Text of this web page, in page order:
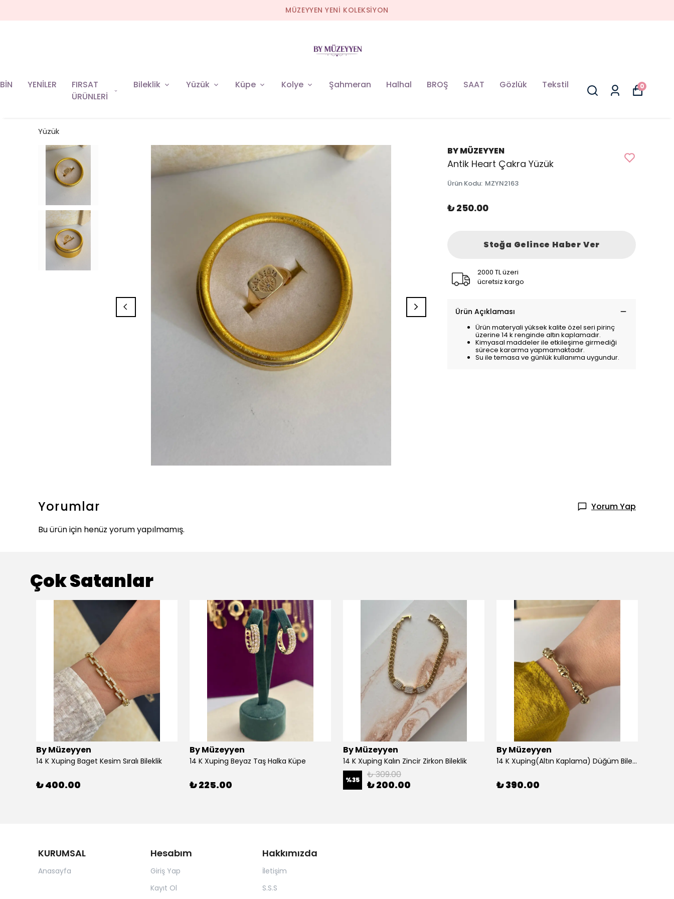
MÜZEYYEN YENİ KOLEKSİYON
YENİLER
FIRSAT
ÜRÜNLERİ
Bileklik Yüzük Küpe Kolye Şahmeran Halhal BROŞ SAAT Gözlük Tekstil 0
Yüzük
BY MÜZEYYEN
Antik Heart Çakra Yüzük
Ürün Kodu: MZYN2163
₺ 250.00
Stoğa Gelince Haber Ver
2000 TL üzeri
ücretsiz kargo
Ürün Açıklaması
Ürün materyali yüksek kalite özel seri pirinç
üzerine 14 k renginde altın kaplamadır.
Kimyasal maddeler ile etkileşime girmediği
sürece kararma yapmamaktadır.
Su ile temasa ve günlük kullanıma uygundur.
Yorumlar
Yorum Yap
Bu ürün için henüz yorum yapılmamış.
Çok Satanlar
By Müzeyyen
14 K Xuping Baget Kesim Sıralı Bileklik
₺ 400.00
By Müzeyyen
14 K Xuping Beyaz Taş Halka Küpe
₺ 225.00
By Müzeyyen
14 K Xuping Kalın Zincir Zirkon Bileklik
%35 ₺ 309.00
₺ 200.00
By Müzeyyen
14 K Xuping(Altın Kaplama) Düğüm Bileklik
₺ 390.00
KURUMSAL
Anasayfa
Hesabım
Giriş Yap
Kayıt Ol
Hakkımızda
İletişim
S.S.S